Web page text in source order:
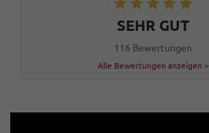
SEHR GUT
116 Bewertungen
Alle Bewertungen anzeigen >